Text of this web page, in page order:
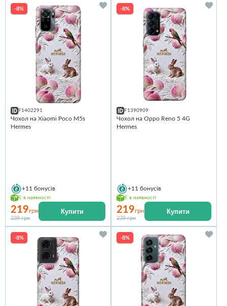
-8%
F1402291
Чохол на Xiaomi Poco M5s
Hermes
+11 бонусів
Є в наявності
219грн
239 грн
Купити
-8%
F1390909
Чохол на Oppo Reno 5 4G
Hermes
+11 бонусів
Є в наявності
219грн
239 грн
Купити
-8% -8%